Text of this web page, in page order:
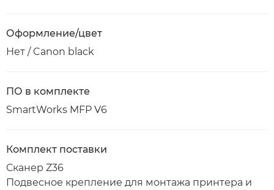
Оформление/цвет
Нет / Canon black
ПО в комплекте
SmartWorks MFP V6
Комплект поставки
Сканер Z36
Подвесное крепление для монтажа принтера и